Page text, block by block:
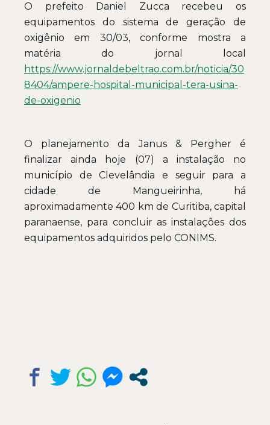
O prefeito Daniel Zucca recebeu os
equipamentos do sistema de geração de
oxigênio em 30/03, conforme mostra a
matéria do jornal local
https://www.jornaldebeltrao.com.br/noticia/30
8404/ampere-hospital-municipal-tera-usina-
de-oxigenio
O planejamento da Janus & Pergher é
finalizar ainda hoje (07) a instalação no
município de Clevelândia e seguir para a
cidade de Mangueirinha, há
aproximadamente 400 km de Curitiba, capital
paranaense, para concluir as instalações dos
equipamentos adquiridos pelo CONIMS.